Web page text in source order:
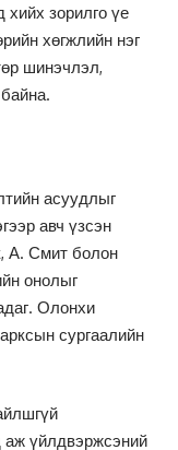
хийх зорилго үе
хөгжлийн нэг
шинэчлэл,
асуудлыг
авч үзсэн
А. Смит болон
онолыг
Олонхи
сургаалийн
аж үйлдвэржсэний